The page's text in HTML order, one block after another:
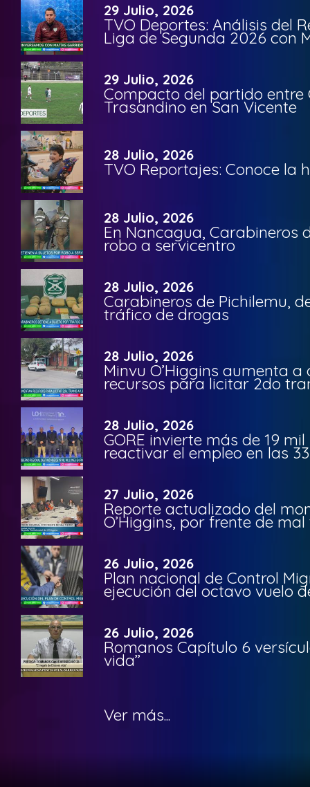
29 Julio, 2026
TVO Deportes: Análisis del
Liga de Segunda 2026 con
29 Julio, 2026
Compacto del partido entre
Trasandino en San Vicente
28 Julio, 2026
TVO Reportajes: Conoce la
28 Julio, 2026
En Nancagua, Carabineros
robo a servicentro
28 Julio, 2026
Carabineros de Pichilemu,
tráfico de drogas
28 Julio, 2026
Minvu O’Higgins aumenta a
recursos para licitar 2do
28 Julio, 2026
GORE invierte más de 19
reactivar el empleo en las
27 Julio, 2026
Reporte actualizado del
O’Higgins, por frente de
26 Julio, 2026
Plan nacional de Control
ejecución del octavo vuelo
26 Julio, 2026
Romanos Capítulo 6
vida”
Ver más...